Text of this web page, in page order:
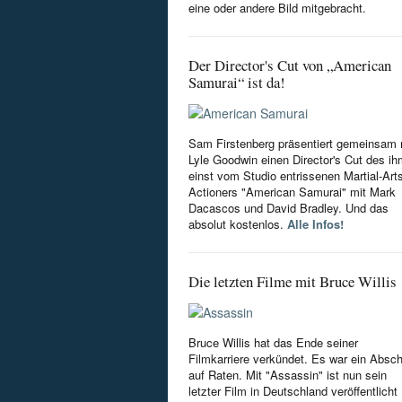
eine oder andere Bild mitgebracht.
Der Director's Cut von „American
Samurai“ ist da!
Sam Firstenberg präsentiert gemeinsam
Lyle Goodwin einen Director's Cut des
einst vom Studio entrissenen Martial-
Actioners "American Samurai" mit Mark
Dacascos und David Bradley. Und das
absolut kostenlos. Alle Infos!
Die letzten Filme mit Bruce Willis
Bruce Willis hat das Ende seiner
Filmkarriere verkündet. Es war ein
auf Raten. Mit "Assassin" ist nun sein
letzter Film in Deutschland veröffentlicht